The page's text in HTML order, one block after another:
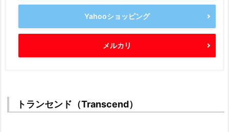
Yahooショッピング
メルカリ
トランセンド（Transcend）